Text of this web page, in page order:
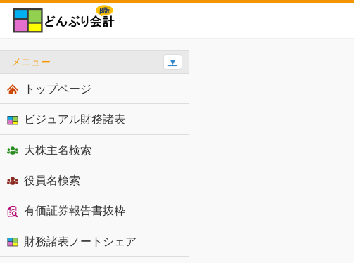
メニュー ▼
トップページ
ビジュアル財務諸表
大株主名検索
役員名検索
有価証券報告書抜粋
財務諸表ノートシェア